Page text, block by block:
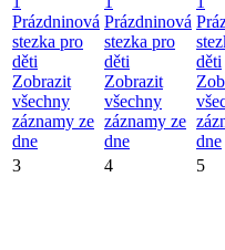
Prázdninová
stezka pro
děti
Zobrazit
všechny
záznamy ze
dne
Prázdninová
stezka pro
děti
Zobrazit
všechny
záznamy ze
dne
děti
dne
3 4 5